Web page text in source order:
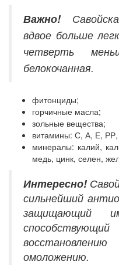
Важно!
вдвое больше
четверть
белокочанная.
фитонциды;
горчичные масла;
зольные вещества;
витамины: С, А, Е, РР,
минералы: калий,
медь, цинк, селен,
Интересно!
сильнейший
защищающий
омоложению.